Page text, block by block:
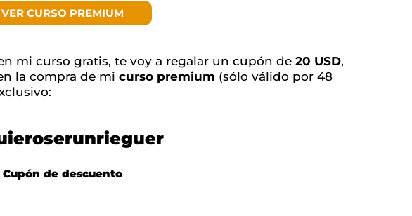
VER CURSO PREMIUM
mi curso gratis, te voy a regalar un cupón de 20 USD,
la compra de mi curso premium (sólo válido por 48
Cupón de descuento